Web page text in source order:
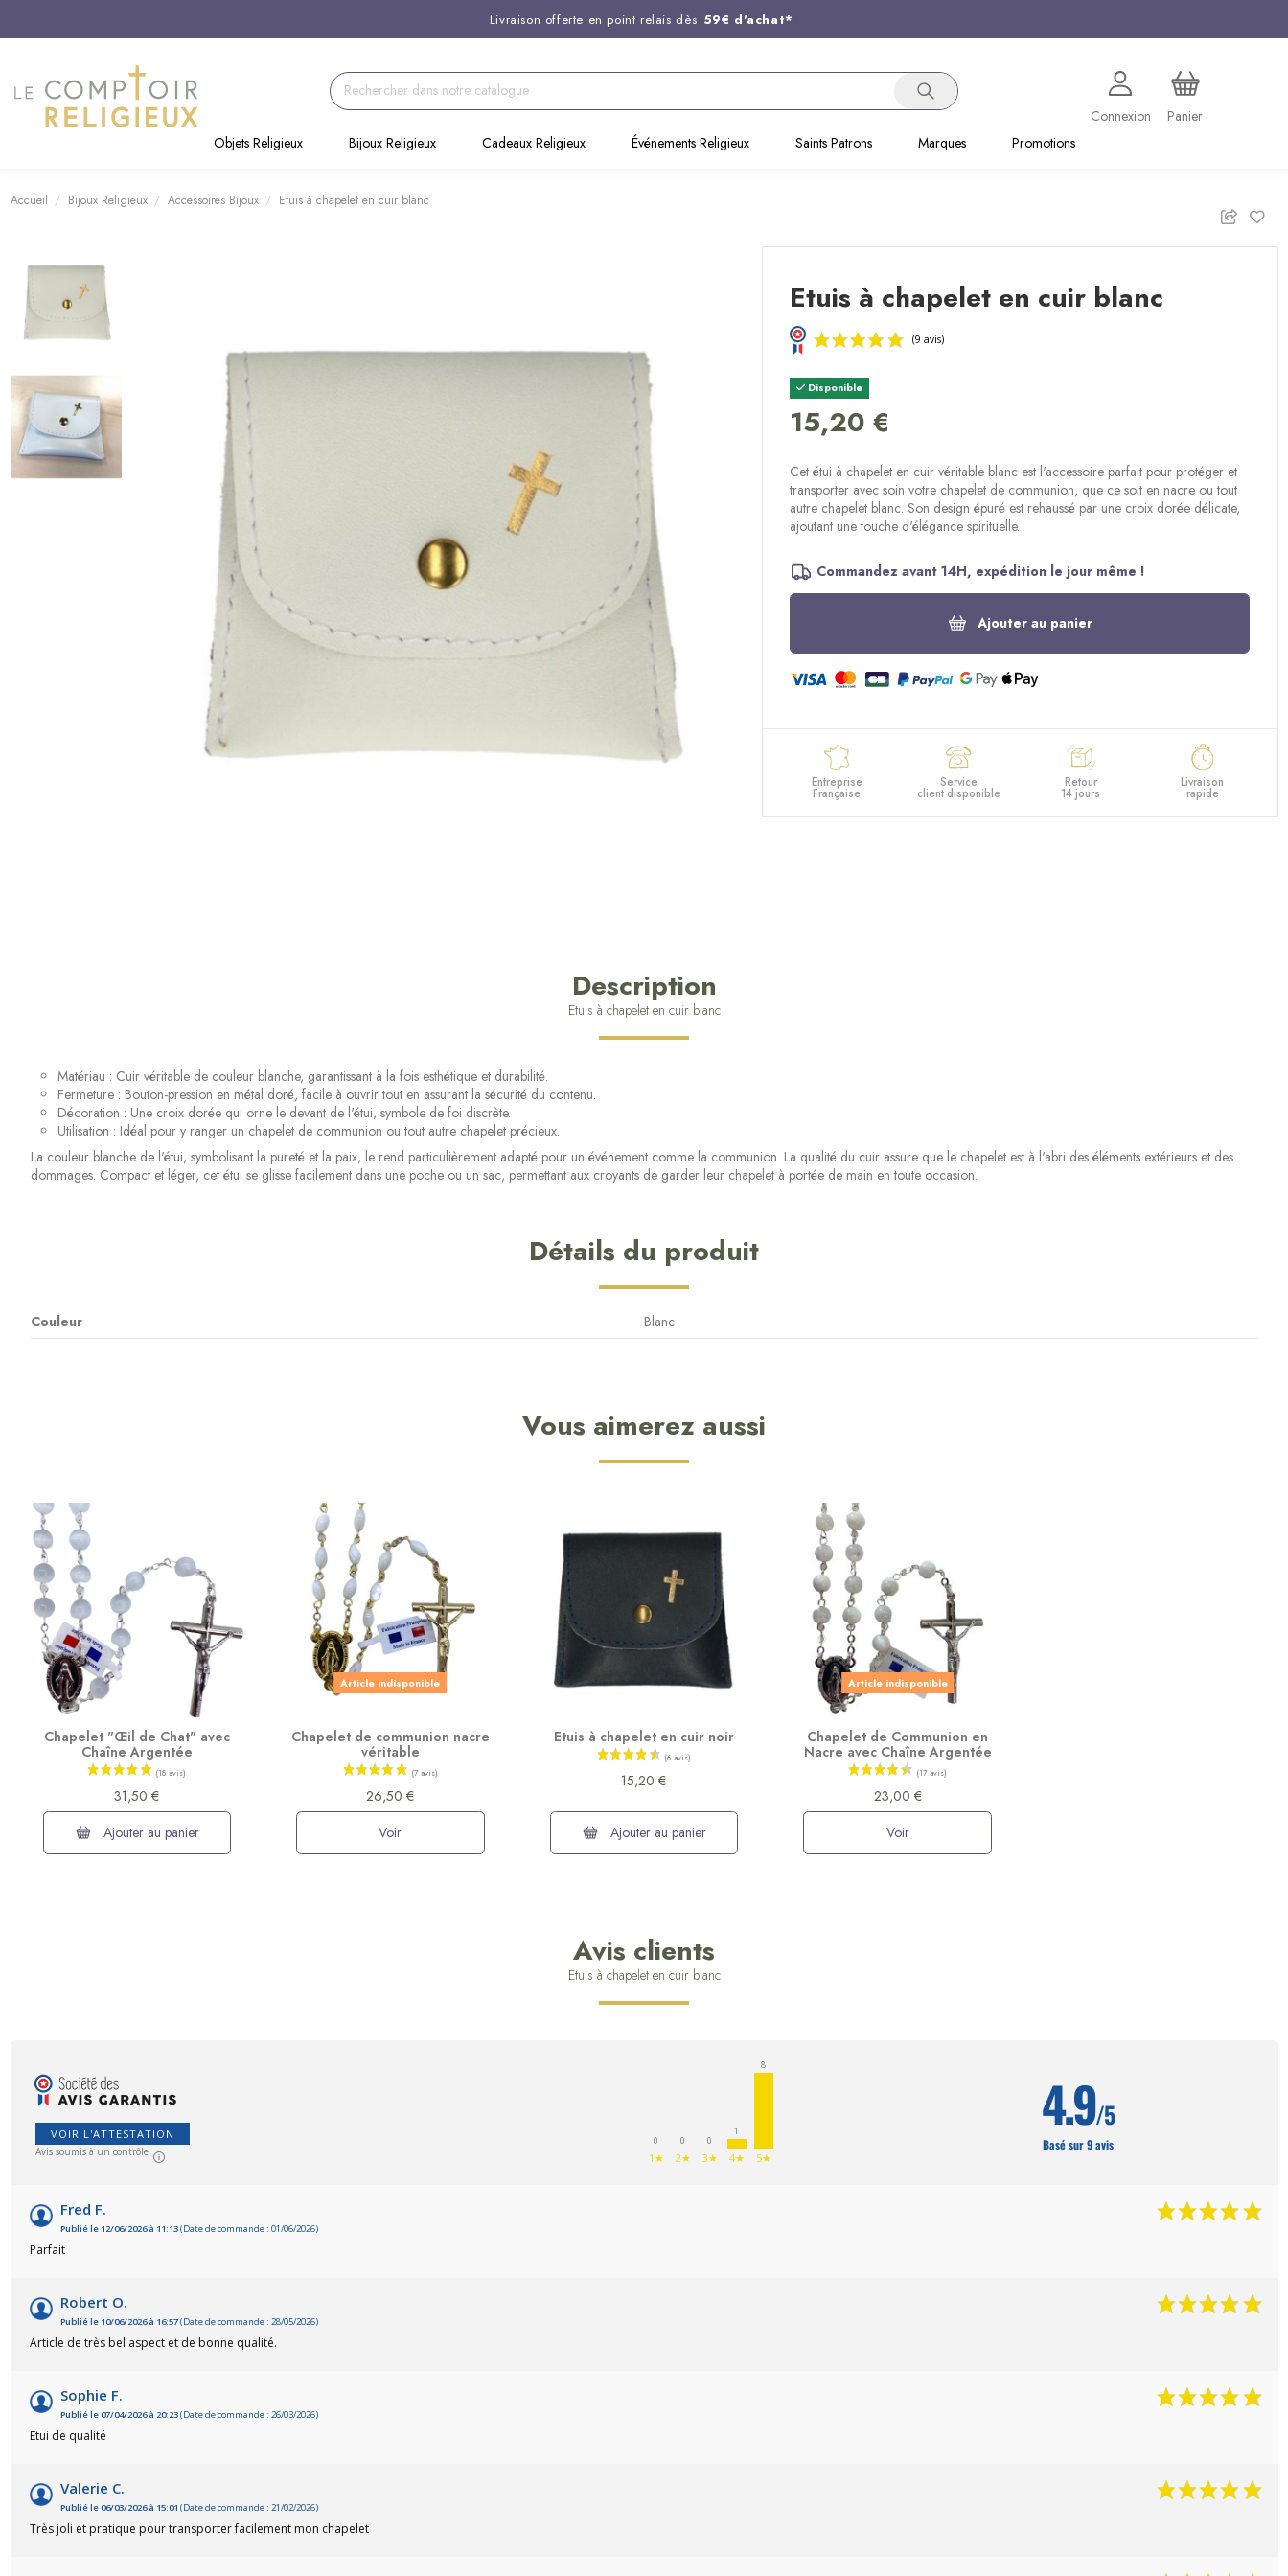
Livraison offerte en point relais dès 59€ d'achat*
Support client disponible au
Commandez avant 14H, expédition le jour même !
Connexion
Panier
Objets Religieux
Bijoux Religieux Cadeaux Religieux Événements Religieux Saints Patrons Marques Promotions
Accueil Bijoux Religieux Accessoires Bijoux Etuis à chapelet en cuir blanc
Etuis à chapelet en cuir blanc
Disponible
15,20 €
Cet étui à chapelet en cuir véritable blanc est l'accessoire parfait pour protéger et
transporter avec soin votre chapelet de communion, que ce soit en nacre ou tout
autre chapelet blanc. Son design épuré est rehaussé par une croix dorée délicate,
ajoutant une touche d'élégance spirituelle.
Commandez avant 14H, expédition le jour même !
Ajouter au panier
Entreprise
Française
Service
client disponible
Retour
14 jours
Livraison
rapide
Description
Etuis à chapelet en cuir blanc
Matériau : Cuir véritable de couleur blanche, garantissant à la fois esthétique et durabilité.
Fermeture : Bouton-pression en métal doré, facile à ouvrir tout en assurant la sécurité du contenu.
Décoration : Une croix dorée qui orne le devant de l'étui, symbole de foi discrète.
Utilisation : Idéal pour y ranger un chapelet de communion ou tout autre chapelet précieux.
La couleur blanche de l'étui, symbolisant la pureté et la paix, le rend particulièrement adapté pour un événement comme la communion. La qualité du cuir assure que le chapelet est à l'abri des éléments extérieurs et des
dommages. Compact et léger, cet étui se glisse facilement dans une poche ou un sac, permettant aux croyants de garder leur chapelet à portée de main en toute occasion.
Détails du produit
Couleur Blanc
Vous aimerez aussi
Chapelet "Œil de Chat" avec
Chaîne Argentée
31,50 €
Ajouter au panier
Article indisponible
Chapelet de communion nacre
véritable
26,50 €
Voir
Etuis à chapelet en cuir noir
15,20 €
Ajouter au panier
Article indisponible
Chapelet de Communion en
Nacre avec Chaîne Argentée
23,00 €
Voir
Avis clients
Etuis à chapelet en cuir blanc
VOIR L'ATTESTATION
Avis soumis à un contrôle
0
1★
0
2★
0
3★
1
4★
8
5★
4.9/5
Basé sur 9 avis
Fred F.
Publié le 12/06/2026 à 11:13(Date de commande : 01/06/2026)
Parfait
Robert O.
Publié le 10/06/2026 à 16:57(Date de commande : 28/05/2026)
Article de très bel aspect et de bonne qualité.
Sophie F.
Publié le 07/04/2026 à 20:23(Date de commande : 26/03/2026)
Etui de qualité
Valerie C.
Publié le 06/03/2026 à 15:01 (Date de commande : 21/02/2026)
Très joli et pratique pour transporter facilement mon chapelet